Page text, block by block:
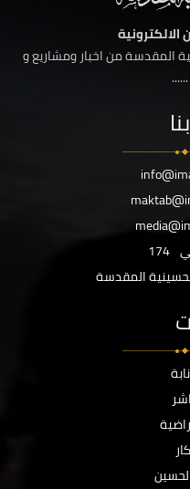
الالكترونية
المقدسة من اخبار ومشاريع و
174
المقدسة